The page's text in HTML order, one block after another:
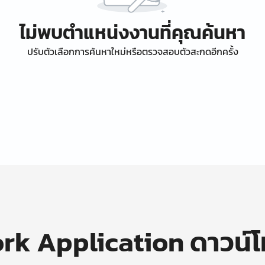
ไม่พบตำแหน่งงานที่คุณค้นหา
ปรับตัวเลือกการค้นหาใหม่หรือตรวจสอบตัวสะกดอีกครั้ง
Application ดาวน์